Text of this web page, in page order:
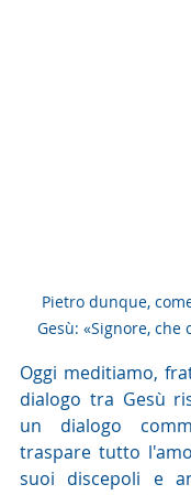
Pietro dunque,
Gesù: «Signore, che
Oggi meditiamo,
dialogo tra Gesù
un dialogo
traspare tutto
suoi discepoli e